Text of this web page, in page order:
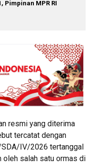
Pimpinan MPR RI
resmi yang diterima
tercatat dengan
IV/2026 tertanggal
oleh salah satu ormas di